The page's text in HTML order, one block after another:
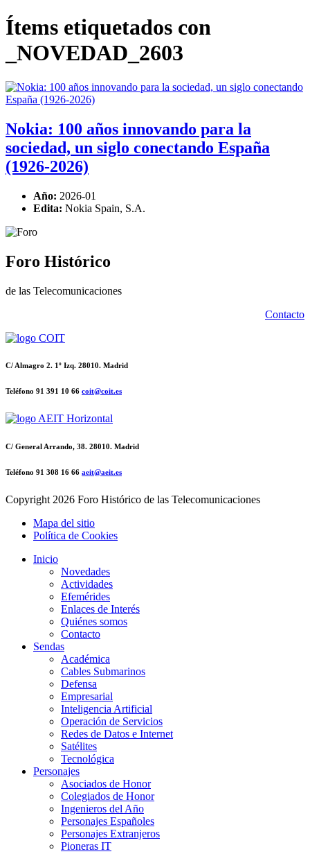
Ítems etiquetados con
_NOVEDAD_2603
Nokia: 100 años innovando para la
sociedad, un siglo conectando España
(1926-2026)
Año: 2026-01
Edita: Nokia Spain, S.A.
Foro Histórico
de las Telecomunicaciones
Contacto
C/ Almagro 2. 1º Izq. 28010. Madrid
Teléfono 91 391 10 66 coit@coit.es
C/ General Arrando, 38. 28010. Madrid
Teléfono 91 308 16 66 aeit@aeit.es
Copyright 2026 Foro Histórico de las Telecomunicaciones
Mapa del sitio
Política de Cookies
Inicio
Novedades
Actividades
Efemérides
Enlaces de Interés
Quiénes somos
Contacto
Sendas
Académica
Cables Submarinos
Defensa
Empresarial
Inteligencia Artificial
Operación de Servicios
Redes de Datos e Internet
Satélites
Tecnológica
Personajes
Asociados de Honor
Colegiados de Honor
Ingenieros del Año
Personajes Españoles
Personajes Extranjeros
Pioneras IT